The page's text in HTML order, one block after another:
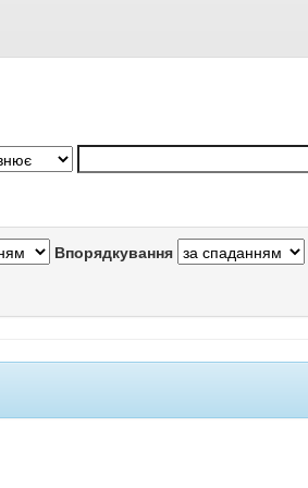
Впорядкування